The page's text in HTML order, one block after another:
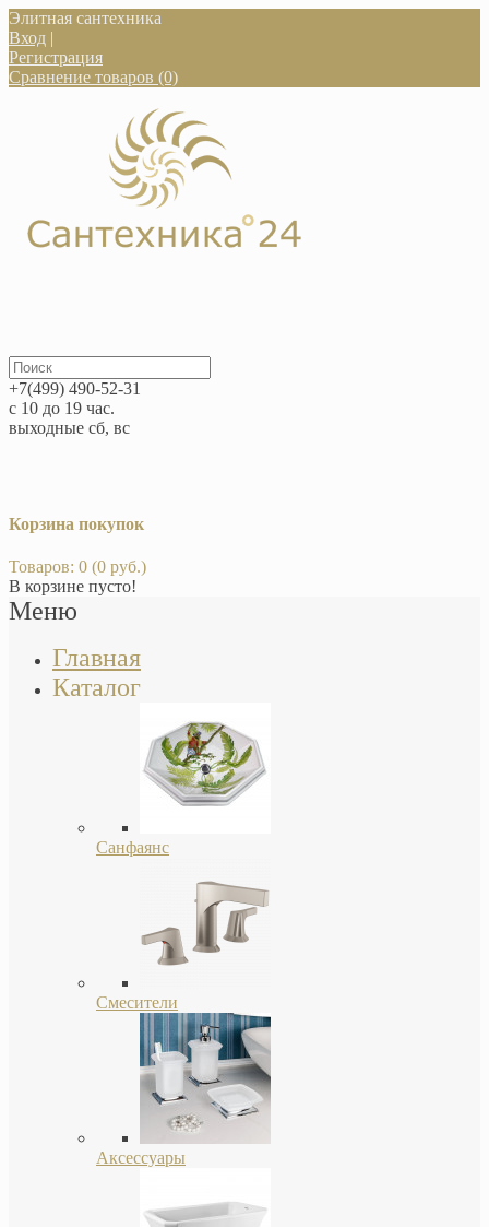
Элитная сантехника
Вход |
Регистрация
Сравнение товаров (0)
+7(499) 490-52-31
с 10 до 19 час.
выходные сб, вс
Корзина покупок
Товаров: 0 (0 руб.)
В корзине пусто!
Меню
Главная
Каталог
Санфаянс
Смесители
Аксессуары